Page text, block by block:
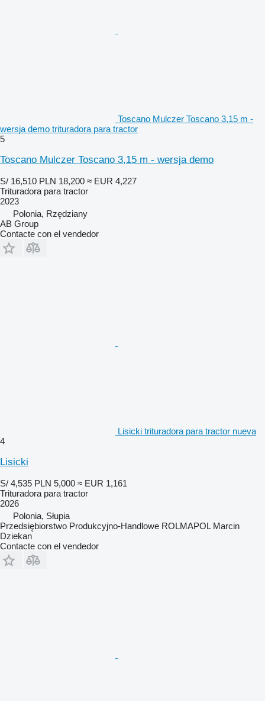
Toscano Mulczer Toscano 3,15 m -
wersja demo trituradora para tractor
5
Toscano Mulczer Toscano 3,15 m - wersja demo
S/ 16,510 PLN 18,200 ≈ EUR 4,227
Trituradora para tractor
2023
Polonia, Rzędziany
AB Group
Contacte con el vendedor
Lisicki trituradora para tractor nueva
4
Lisicki
S/ 4,535 PLN 5,000 ≈ EUR 1,161
Trituradora para tractor
2026
Polonia, Słupia
Przedsiębiorstwo Produkcyjno-Handlowe ROLMAPOL Marcin
Dziekan
Contacte con el vendedor